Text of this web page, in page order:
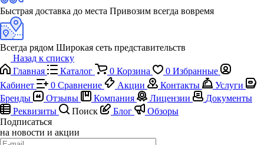
Быстрая доставка до места Привозим всегда вовремя
Всегда рядом Широкая сеть представительств
Назад к списку
Главная
Каталог 0 Корзина 0 Избранные
Кабинет
0 Сравнение Акции Контакты
Услуги
Бренды
Отзывы Компания Лицензии
Документы
Реквизиты
Поиск Блог
Обзоры
Подписаться
на новости и акции